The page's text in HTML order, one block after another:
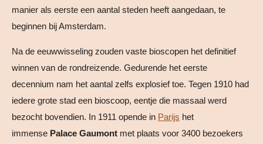
manier als eerste een aantal steden heeft aangedaan, te
beginnen bij Amsterdam.
Na de eeuwwisseling zouden vaste bioscopen het definitief
winnen van de rondreizende. Gedurende het eerste
decennium nam het aantal zelfs explosief toe. Tegen 1910 had
iedere grote stad een bioscoop, eentje die massaal werd
bezocht bovendien. In 1911 opende in Parijs het
immense Palace Gaumont met plaats voor 3400 bezoekers